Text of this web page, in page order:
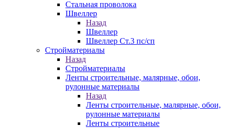
Стальная проволока
Швеллер
Назад
Швеллер
Швеллер Ст.3 пс/сп
Стройматериалы
Назад
Стройматериалы
Ленты строительные, малярные, обои,
рулонные материалы
Назад
Ленты строительные, малярные, обои,
рулонные материалы
Ленты строительные